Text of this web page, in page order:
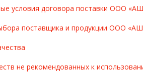
условия договора поставки ООО
поставщика и продукции ООО
не рекомендованных к